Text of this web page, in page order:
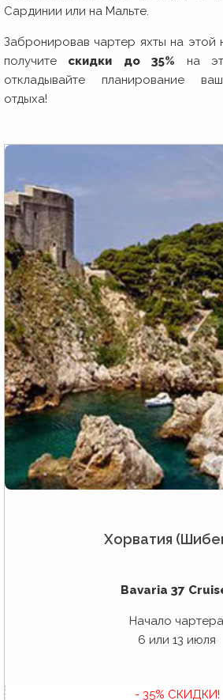
Сардинии или на Мальте.
Забронировав чартер яхты на этой
получите скидки до 35% на
откладывайте планирование
отдыха!
Хорватия
Bavaria 37
Начало чартера
6 или 13 июля
- 35% СКИДКИ!